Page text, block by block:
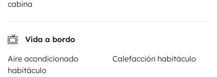
cabina
Vida a bordo
Aire acondicionado
habitáculo
Calefacción habitáculo
5,0
Best Owner